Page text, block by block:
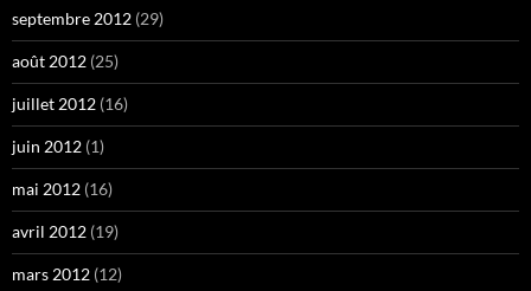
septembre 2012 (29)
août 2012 (25)
juillet 2012 (16)
juin 2012 (1)
mai 2012 (16)
avril 2012 (19)
mars 2012 (12)